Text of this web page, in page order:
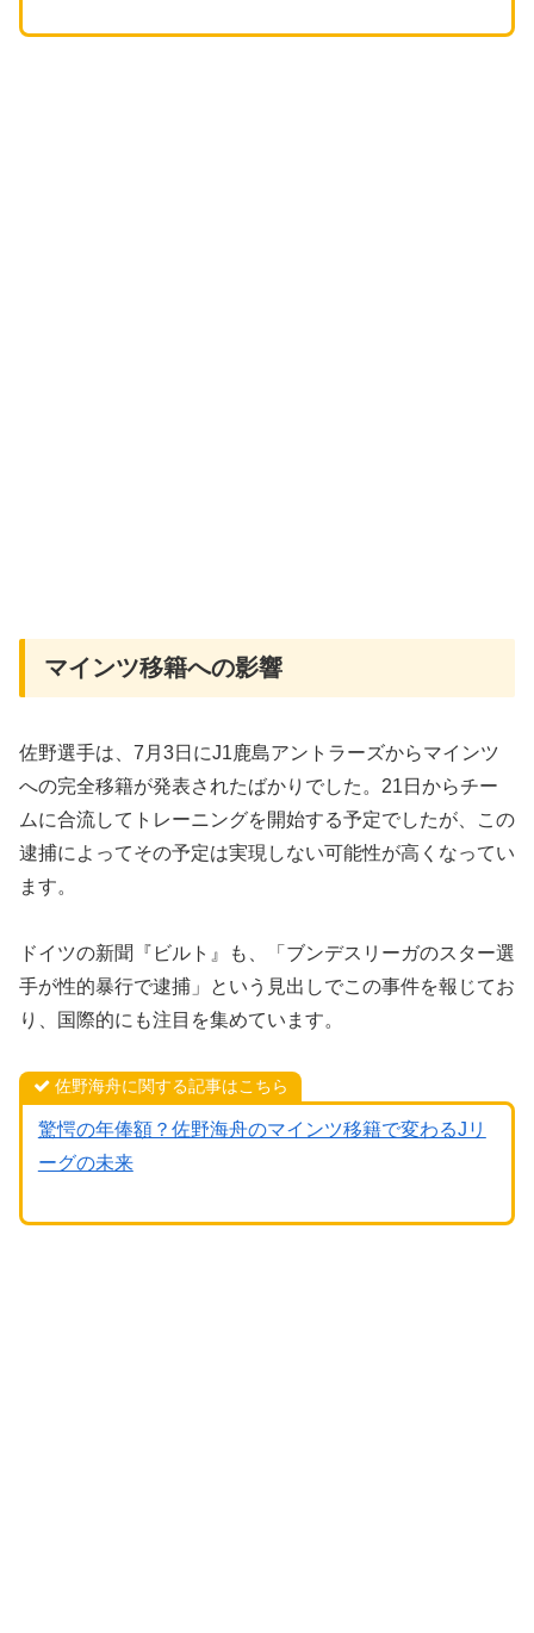
マインツ移籍への影響
佐野選手は、7月3日にJ1鹿島アントラーズからマインツ
への完全移籍が発表されたばかりでした。21日からチー
ムに合流してトレーニングを開始する予定でしたが、この
逮捕によってその予定は実現しない可能性が高くなってい
ます。
ドイツの新聞『ビルト』も、「ブンデスリーガのスター選
手が性的暴行で逮捕」という見出しでこの事件を報じてお
り、国際的にも注目を集めています。
佐野海舟に関する記事はこちら
驚愕の年俸額？佐野海舟のマインツ移籍で変わるJリ
ーグの未来